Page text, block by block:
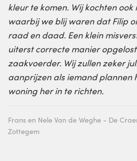
kleur te komen. Wij kochten
waarbij we blij waren dat Filip
raad en daad. Een klein
uiterst correcte manier
zaakvoerder. Wij zullen zeker
aanprijzen als iemand plannen
woning her in te richten.
Frans en Nele Van de Weghe - De
Zottegem